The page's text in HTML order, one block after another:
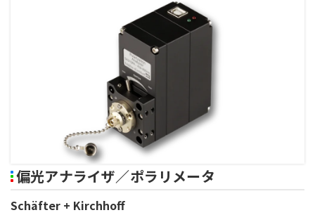
偏光アナライザ／ポラリメータ
Schäfter + Kirchhoff